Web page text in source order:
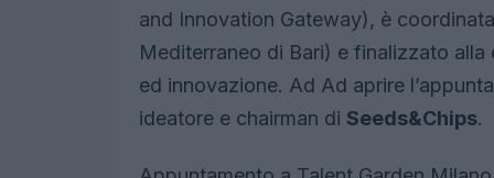
and Innovation Gateway), è
Mediterraneo di Bari) e finalizzato
ed innovazione. Ad Ad aprire
ideatore e chairman di Seeds&Chips.